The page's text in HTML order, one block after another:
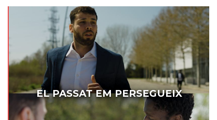
EL PASSAT EM PERSEGUEIX